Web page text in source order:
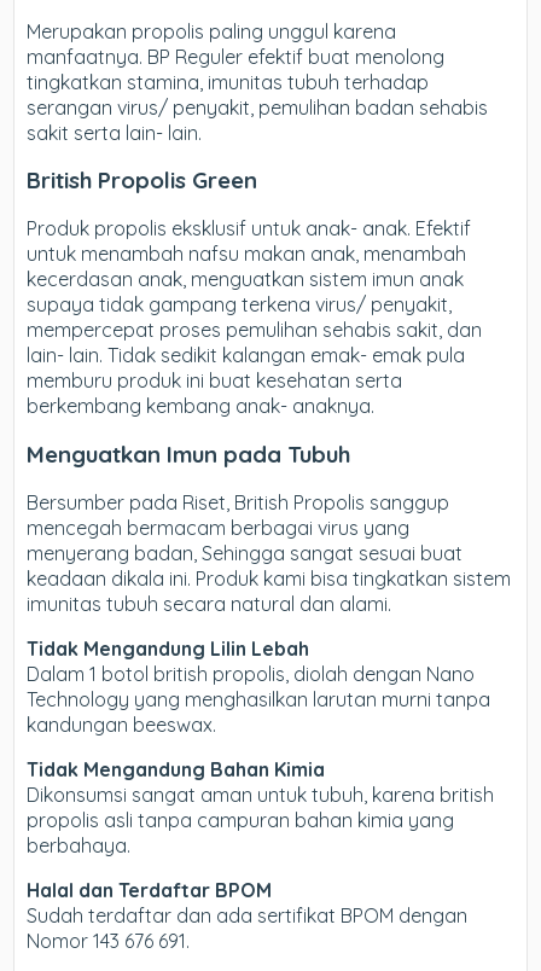
Merupakan propolis paling unggul karena
manfaatnya. BP Reguler efektif buat menolong
tingkatkan stamina, imunitas tubuh terhadap
serangan virus/ penyakit, pemulihan badan sehabis
sakit serta lain- lain.
British Propolis Green
Produk propolis eksklusif untuk anak- anak. Efektif
untuk menambah nafsu makan anak, menambah
kecerdasan anak, menguatkan sistem imun anak
supaya tidak gampang terkena virus/ penyakit,
mempercepat proses pemulihan sehabis sakit, dan
lain- lain. Tidak sedikit kalangan emak- emak pula
memburu produk ini buat kesehatan serta
berkembang kembang anak- anaknya.
Menguatkan Imun pada Tubuh
Bersumber pada Riset, British Propolis sanggup
mencegah bermacam berbagai virus yang
menyerang badan, Sehingga sangat sesuai buat
keadaan dikala ini. Produk kami bisa tingkatkan sistem
imunitas tubuh secara natural dan alami.
Tidak Mengandung Lilin Lebah
Dalam 1 botol british propolis, diolah dengan Nano
Technology yang menghasilkan larutan murni tanpa
kandungan beeswax.
Tidak Mengandung Bahan Kimia
Dikonsumsi sangat aman untuk tubuh, karena british
propolis asli tanpa campuran bahan kimia yang
berbahaya.
Halal dan Terdaftar BPOM
Sudah terdaftar dan ada sertifikat BPOM dengan
Nomor 143 676 691.